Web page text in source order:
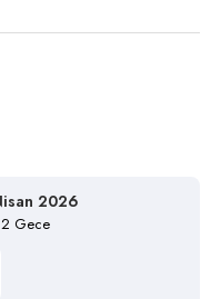
2026
Gece